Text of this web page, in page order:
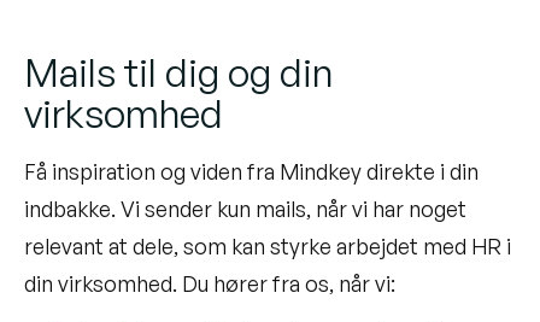
Mails til dig og din
virksomhed
Få inspiration og viden fra Mindkey direkte i din
indbakke. Vi sender kun mails, når vi har noget
relevant at dele, som kan styrke arbejdet med HR i
din virksomhed. Du hører fra os, når vi: